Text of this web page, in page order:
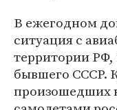
В ежегодном
ситуация с
территории РФ,
бывшего СССР.
произошедших